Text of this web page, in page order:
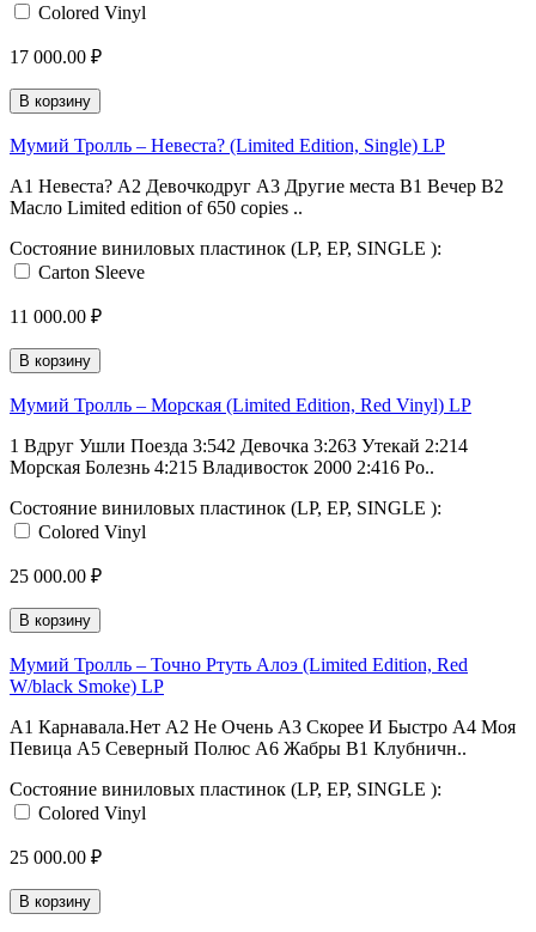
Colored Vinyl
17 000.00 ₽
В корзину
Мумий Тролль ‎– Невеста? (Limited Edition, Single) LP
A1 Невеста? A2 Девочкодруг A3 Другие места B1 Вечер B2
Масло Limited edition of 650 copies ..
Состояние виниловых пластинок (LP, EP, SINGLE ):
Carton Sleeve
11 000.00 ₽
В корзину
Мумий Тролль ‎– Морская (Limited Edition, Red Vinyl) LP
1 Вдруг Ушли Поезда 3:542 Девочка 3:263 Утекай 2:214
Морская Болезнь 4:215 Владивосток 2000 2:416 Ро..
Состояние виниловых пластинок (LP, EP, SINGLE ):
Colored Vinyl
25 000.00 ₽
В корзину
Мумий Тролль ‎– Точно Ртуть Алоэ (Limited Edition, Red
W/black Smoke) LP
A1 Карнавала.Нет A2 Не Очень A3 Скорее И Быстро A4 Моя
Певица A5 Северный Полюс A6 Жабры B1 Клубничн..
Состояние виниловых пластинок (LP, EP, SINGLE ):
Colored Vinyl
25 000.00 ₽
В корзину